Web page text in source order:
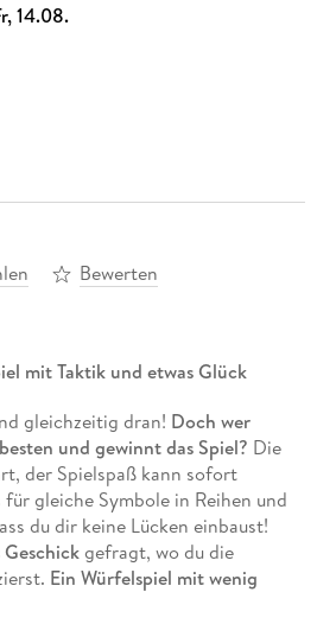
14.08.
Bewerten
mit Taktik und etwas Glück
gleichzeitig dran! Doch wer
und gewinnt das Spiel? Die
der Spielspaß kann sofort
gleiche Symbole in Reihen und
du dir keine Lücken einbaust!
gefragt, wo du die
Ein Würfelspiel mit wenig